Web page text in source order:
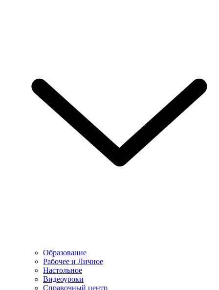
Образование
Рабочее и Личное
Настольное
Видеоуроки
Справочный центр